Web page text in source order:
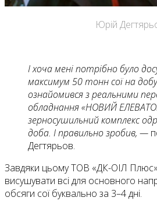
Юрій
І хоча мені потрібно було
максимум 50 тонн сої на
ознайомився з реальними
обладнання «НОВИЙ
зерносушильний комплекс
доба. І правильно зробив, —
Дегтярьов.
Завдяки цьому ТОВ «ДК-ОІЛ
висушувати всі для основного
обсяги сої буквально за 3–4 дні.